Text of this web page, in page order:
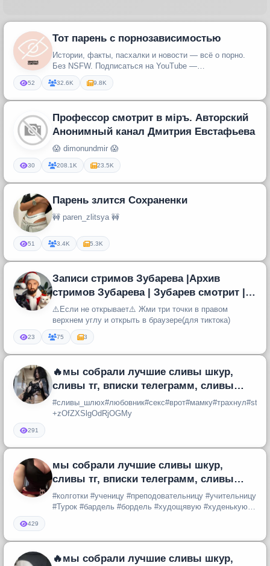
Тот парень с порнозависимостью
Истории, факты, пасхалки и новости — всё о порно.
Без NSFW. Подписаться на YouTube —
https://www.youtube.com/channel/U...
52 32.6K 9.8K
Профессор смотрит в мiръ. Авторский
Анонимный канал Дмитрия Евстафьева
😱 dimonundmir 😱
30 208.1K 23.5K
Парень злится Сохраненки
🚧 paren_zlitsya 🚧
51 3.4K 5.3K
Записи стримов Зубарева |Архив
стримов Зубарева | Зубарев смотрит |
Повторы стримов Зубарева|Зубарев
⚠️Если не открывает⚠️ Жми три точки в правом
верхнем углу и открыть в браузере(для тиктока)
23 75 3
🔥мы собрали лучшие сливы шкур,
сливы тг, вписки телеграмм, сливы
вписок, сливы девушек
+zOfZXSlgOdRjOGMy
291
мы собрали лучшие сливы шкур,
сливы тг, вписки телеграмм, сливы
вписок, сливы девушек ✨Приятного
про
#колготки #ученицу #преподовательницу #учительницу
#Турок #бардель #бордель #худощявую #худенькую
429
🔥мы собрали лучшие сливы шкур,